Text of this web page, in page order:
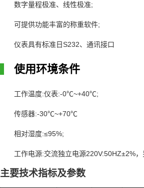
数字量程极准、线性极准;
可提供功能丰富的称重软件;
仪表具有标准日 S232、通讯接口
使用环境条件
工作温度:仪表:-0℃~+40℃;
传感器:-30℃~+70℃
相对湿度:≤95%;
工作电源:交流独立电源220V:50HZ±2%
主要技术指标及参数